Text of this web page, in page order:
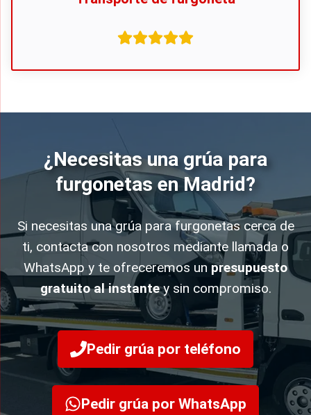
¿Necesitas una grúa para
furgonetas en Madrid?
Si necesitas una grúa para furgonetas cerca de
ti, contacta con nosotros mediante llamada o
WhatsApp y te ofreceremos unpresupuesto
gratuito al instantey sin compromiso.
Pedir grúa por teléfono
Pedir grúa por WhatsApp